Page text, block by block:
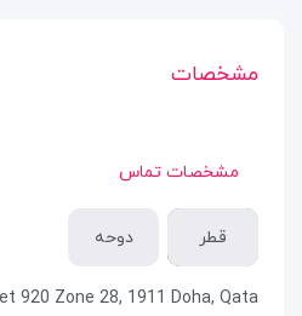
مشخصات
مشخصات تماس
قطر دوحه
920 Zone 28, 1911 Doha, Qata